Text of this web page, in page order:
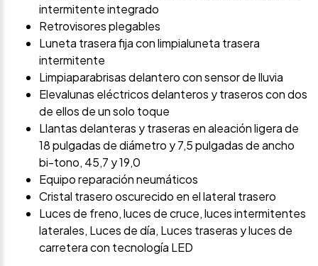
intermitente integrado
Retrovisores plegables
Luneta trasera fija con limpialuneta trasera
intermitente
Limpiaparabrisas delantero con sensor de lluvia
Elevalunas eléctricos delanteros y traseros con dos
de ellos de un solo toque
Llantas delanteras y traseras en aleación ligera de
18 pulgadas de diámetro y 7,5 pulgadas de ancho
bi-tono, 45,7 y 19,0
Equipo reparación neumáticos
Cristal trasero oscurecido en el lateral trasero
Luces de freno, luces de cruce, luces intermitentes
laterales, Luces de día, Luces traseras y luces de
carretera con tecnología LED